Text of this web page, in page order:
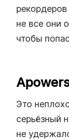
рекордеров
не все они
чтобы
Это
серьёзный
не